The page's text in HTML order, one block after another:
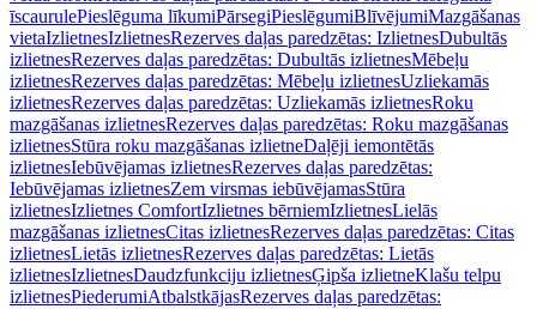
īscaurulePieslēguma līkumiPārsegiPieslēgumiBlīvējumiMazgāšanas
vietaIzlietnesIzlietnesRezerves daļas paredzētas: IzlietnesDubultās
izlietnesRezerves daļas paredzētas: Dubultās izlietnesMēbeļu
izlietnesRezerves daļas paredzētas: Mēbeļu izlietnesUzliekamās
izlietnesRezerves daļas paredzētas: Uzliekamās izlietnesRoku
mazgāšanas izlietnesRezerves daļas paredzētas: Roku mazgāšanas
izlietnesStūra roku mazgāšanas izlietneDaļēji iemontētās
izlietnesIebūvējamas izlietnesRezerves daļas paredzētas:
Iebūvējamas izlietnesZem virsmas iebūvējamasStūra
izlietnesIzlietnes ComfortIzlietnes bērniemIzlietnesLielās
mazgāšanas izlietnesCitas izlietnesRezerves daļas paredzētas: Citas
izlietnesLietās izlietnesRezerves daļas paredzētas: Lietās
izlietnesIzlietnesDaudzfunkciju izlietnesĢipša izlietneKlašu telpu
izlietnesPiederumiAtbalstkājasRezerves daļas paredzētas: